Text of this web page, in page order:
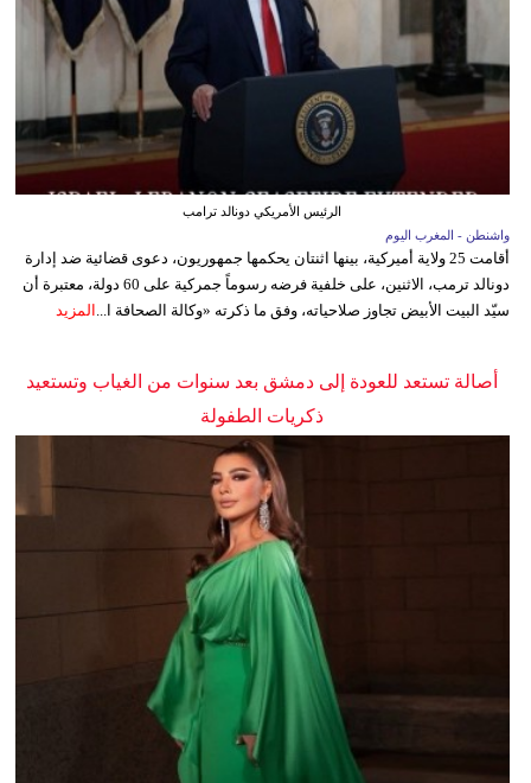
الرئيس الأمريكي دونالد ترامب
واشنطن - المغرب اليوم
أقامت 25 ولاية أميركية، بينها اثنتان يحكمها جمهوريون، دعوى قضائية ضد إدارة
دونالد ترمب، الاثنين، على خلفية فرضه رسوماً جمركية على 60 دولة، معتبرة أن
سيّد البيت الأبيض تجاوز صلاحياته، وفق ما ذكرته «وكالة الصحافة ا... المزيد
أصالة تستعد للعودة إلى دمشق بعد سنوات من الغياب وتستعيد
ذكريات الطفولة